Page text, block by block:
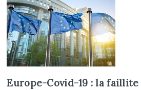
Europe-Covid-19 : la faillite